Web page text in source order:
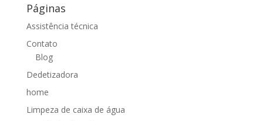
Páginas
Assistência técnica
Contato
Blog
Dedetizadora
home
Limpeza de caixa de água